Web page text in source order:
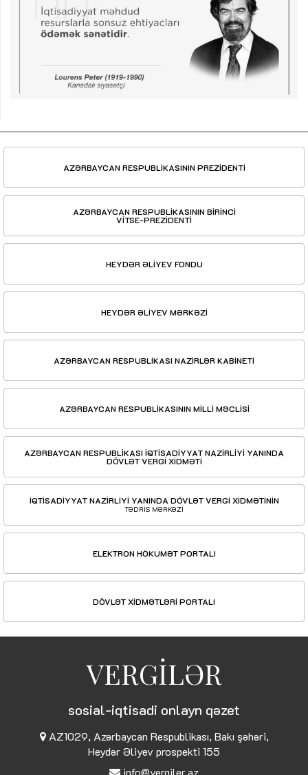
AZƏRBAYCAN RESPUBLİKASININ PREZİDENTİ
AZƏRBAYCAN RESPUBLİKASININ BİRİNCİ
VİTSE-PREZİDENTİ
HEYDƏR ƏLİYEV FONDU
HEYDƏR ƏLİYEV MƏRKƏZİ
AZƏRBAYCAN RESPUBLİKASI NAZİRLƏR KABİNETİ
AZƏRBAYCAN RESPUBLİKASININ MİLLİ MƏCLİSİ
AZƏRBAYCAN RESPUBLİKASI İQTİSADİYYAT NAZİRLİYİ YANINDA
DÖVLƏT VERGİ XİDMƏTİ
İQTİSADİYYAT NAZİRLİYİ YANINDA DÖVLƏT VERGİ XİDMƏTİNİN
TƏDRİS MƏRKƏZİ
ELEKTRON HÖKUMƏT PORTALI
DÖVLƏT XİDMƏTLƏRİ PORTALI
VERGİLƏR
sosial-iqtisadi onlayn qəzet
AZ1029, Azərbaycan Respublikası, Bakı şəhəri,
Heydər Əliyev prospekti 155
info@vergiler.az